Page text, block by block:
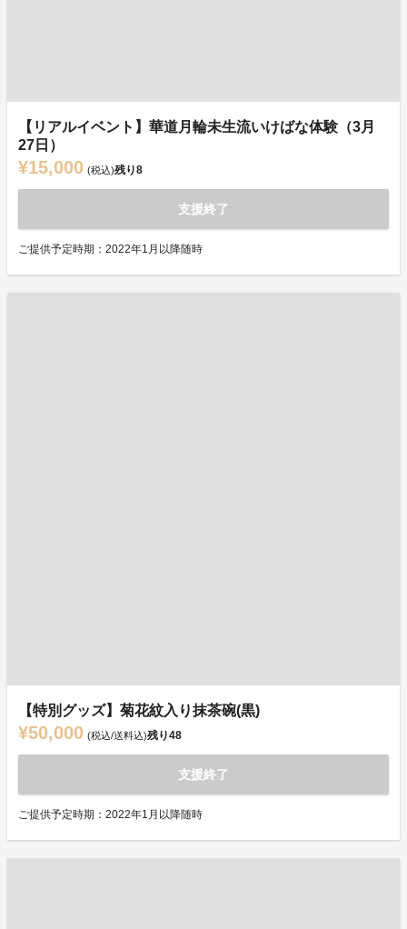
【リアルイベント】華道月輪未生流いけばな体験（3月
27日）
¥15,000 (税込)残り8
支援終了
ご提供予定時期：2022年1月以降随時
【特別グッズ】菊花紋入り抹茶碗(黒)
¥50,000 (税込/送料込)残り48
支援終了
ご提供予定時期：2022年1月以降随時